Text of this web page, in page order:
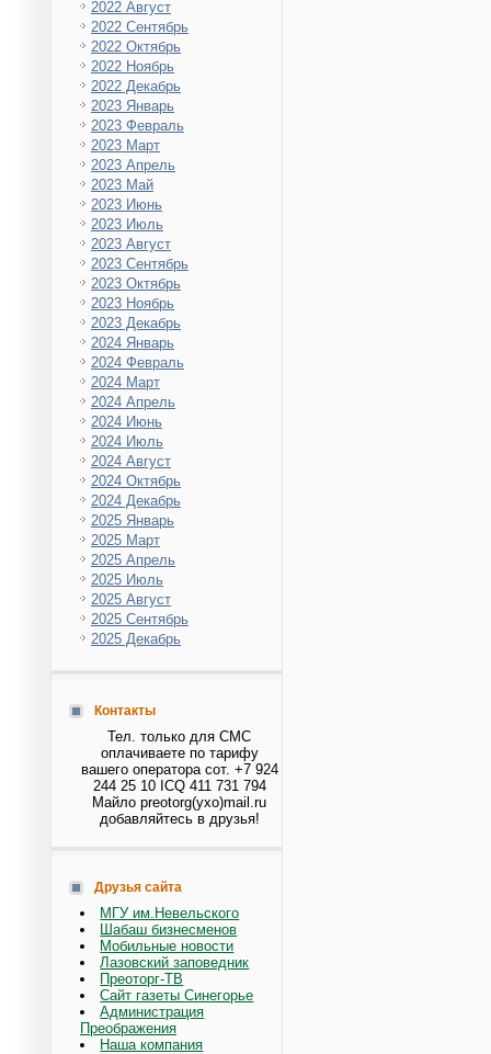
2022 Август
2022 Сентябрь
2022 Октябрь
2022 Ноябрь
2022 Декабрь
2023 Январь
2023 Февраль
2023 Март
2023 Апрель
2023 Май
2023 Июнь
2023 Июль
2023 Август
2023 Сентябрь
2023 Октябрь
2023 Ноябрь
2023 Декабрь
2024 Январь
2024 Февраль
2024 Март
2024 Апрель
2024 Июнь
2024 Июль
2024 Август
2024 Октябрь
2024 Декабрь
2025 Январь
2025 Март
2025 Апрель
2025 Июль
2025 Август
2025 Сентябрь
2025 Декабрь
Контакты
Тел. только для СМС
оплачиваете по тарифу
вашего оператора сот. +7 924
244 25 10 ICQ 411 731 794
Майло preotorg(ухо)mail.ru
добавляйтесь в друзья!
Друзья сайта
МГУ им.Невельского
Шабаш бизнесменов
Мобильные новости
Лазовский заповедник
Преоторг-ТВ
Сайт газеты Синегорье
Администрация
Преображения
Наша компания